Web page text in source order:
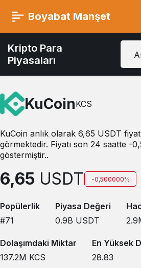
Boyabat Manşet
Kripto Para
Piyasaları
KuCoinKCS
KuCoin anlık olarak 6,65 USDT
görmektedir. Fiyatı son 24 saatte -
göstermiştir..
6,65 USDT -0,500000%
Popülerlik
#71
Piyasa Değeri
0.9B USDT
Dolaşımdaki Miktar
137.2M KCS
En Yüksek
28.83